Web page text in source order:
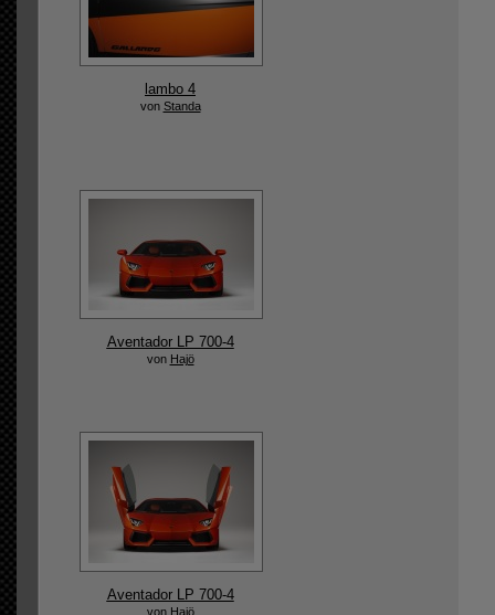
lambo 4
von Standa
Aventador LP 700-4
von Hajö
Aventador LP 700-4
von Hajö